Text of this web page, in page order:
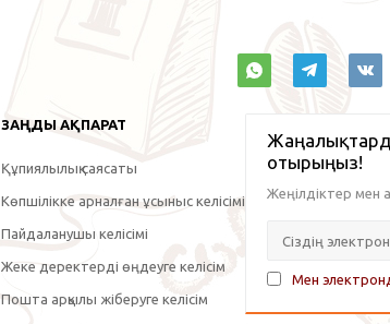
ЗАҢДЫ АҚПАРАТ
Құпиялылық саясаты
Көпшілікке арналған ұсыныс келісімі
Пайдаланушы келісімі
Жеке деректерді өңдеуге келісім
Пошта арқылы жіберуге келісім
отырыңыз!
Жеңілдіктер мен
Мен